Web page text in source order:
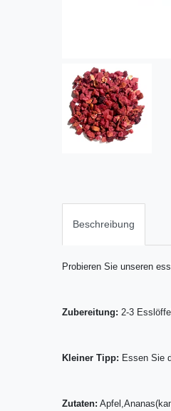
Beschreibung
Probieren Sie unseren
Zubereitung: 2-3
Kleiner Tipp: Essen Sie
Zutaten: